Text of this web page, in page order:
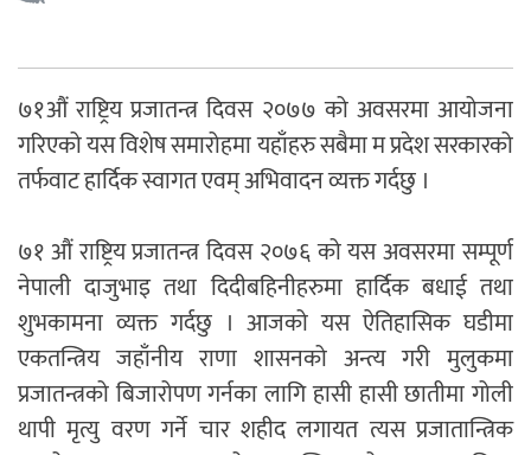
७१औं राष्ट्रिय प्रजातन्त्र दिवस २०७७ को अवसरमा आयोजना
गरिएको यस विशेष समारोहमा यहाँहरु सबैमा म प्रदेश सरकारको
तर्फवाट हार्दिक स्वागत एवम् अभिवादन व्यक्त गर्दछु ।
७१ औं राष्ट्रिय प्रजातन्त्र दिवस २०७६ को यस अवसरमा सम्पूर्ण
नेपाली दाजुभाइ तथा दिदीबहिनीहरुमा हार्दिक बधाई तथा
शुभकामना व्यक्त गर्दछु । आजको यस ऐतिहासिक घडीमा
एकतन्त्रिय जहाँनीय राणा शासनको अन्त्य गरी मुलुकमा
प्रजातन्त्रको बिजारोपण गर्नका लागि हासी हासी छातीमा गोली
थापी मृत्यु वरण गर्ने चार शहीद लगायत त्यस प्रजातान्त्रिक